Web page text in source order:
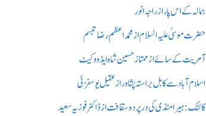
ہمالہ کے اس پار از راجہ انور
حضرت موسیٰ علیہ السلام از محمد اعظم رضا تبسم
آمریت کے سائے از ممتاز حسین شاہ ایڈووکیٹ
اسلام آباد سے کابل براستہ پشاور از عقیل یوسفزئی
کالنک: ہیرا منڈی کی در پردہ سقافت از ڈاکٹر فوزیہ سعید